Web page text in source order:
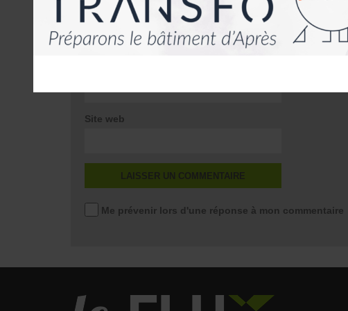
*
Site web
Me prévenir lors d'une réponse à mon commentaire